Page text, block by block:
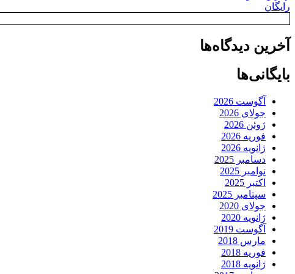
رایگان
آخرین دیدگاه‌ها
بایگانی‌ها
آگوست 2026
جولای 2026
ژوئن 2026
فوریه 2026
ژانویه 2026
دسامبر 2025
نوامبر 2025
اکتبر 2025
سپتامبر 2025
جولای 2020
ژانویه 2020
آگوست 2019
مارس 2018
فوریه 2018
ژانویه 2018